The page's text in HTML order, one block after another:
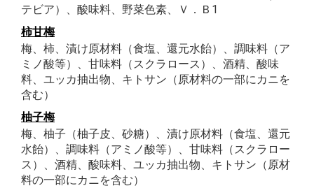
テビア）、酸味料、野菜色素、Ｖ．Ｂ1
柿甘梅
梅、柿、漬け原材料（食塩、還元水飴）、調味料（ア
ミノ酸等）、甘味料（スクラロース）、酒精、酸味
料、ユッカ抽出物、キトサン（原材料の一部にカニを
含む）
柚子梅
梅、柚子（柚子皮、砂糖）、漬け原材料（食塩、還元
水飴）、調味料（アミノ酸等）、甘味料（スクラロー
ス）、酒精、酸味料、ユッカ抽出物、キトサン（原材
料の一部にカニを含む）